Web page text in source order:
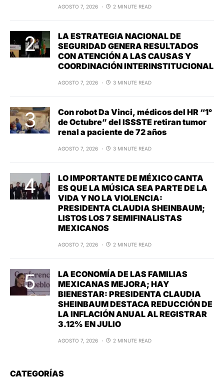
AGOSTO 7, 2026 2 MINUTE READ
LA ESTRATEGIA NACIONAL DE
SEGURIDAD GENERA RESULTADOS
CON ATENCIÓN A LAS CAUSAS Y
COORDINACIÓN INTERINSTITUCIONAL
AGOSTO 7, 2026 3 MINUTE READ
Con robot Da Vinci, médicos del HR “1°
de Octubre” del ISSSTE retiran tumor
renal a paciente de 72 años
AGOSTO 7, 2026 3 MINUTE READ
LO IMPORTANTE DE MÉXICO CANTA
ES QUE LA MÚSICA SEA PARTE DE LA
VIDA Y NO LA VIOLENCIA:
PRESIDENTA CLAUDIA SHEINBAUM;
LISTOS LOS 7 SEMIFINALISTAS
MEXICANOS
AGOSTO 7, 2026 2 MINUTE READ
LA ECONOMÍA DE LAS FAMILIAS
MEXICANAS MEJORA; HAY
BIENESTAR: PRESIDENTA CLAUDIA
SHEINBAUM DESTACA REDUCCIÓN DE
LA INFLACIÓN ANUAL AL REGISTRAR
3.12% EN JULIO
AGOSTO 7, 2026 2 MINUTE READ
CATEGORÍAS